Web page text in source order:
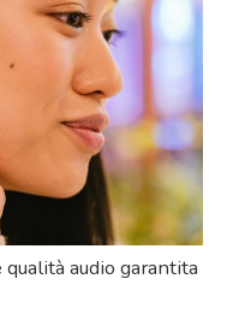
audio garantita